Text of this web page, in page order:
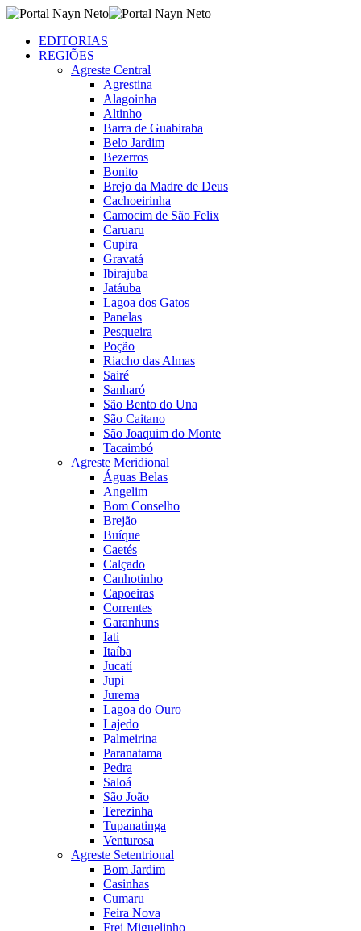
EDITORIAS
REGIÕES
Agreste Central
Agrestina
Alagoinha
Altinho
Barra de Guabiraba
Belo Jardim
Bezerros
Bonito
Brejo da Madre de Deus
Cachoeirinha
Camocim de São Felix
Caruaru
Cupira
Gravatá
Ibirajuba
Jatáuba
Lagoa dos Gatos
Panelas
Pesqueira
Poção
Riacho das Almas
Sairé
Sanharó
São Bento do Una
São Caitano
São Joaquim do Monte
Tacaimbó
Agreste Meridional
Águas Belas
Angelim
Bom Conselho
Brejão
Buíque
Caetés
Calçado
Canhotinho
Capoeiras
Correntes
Garanhuns
Iati
Itaíba
Jucatí
Jupi
Jurema
Lagoa do Ouro
Lajedo
Palmeirina
Paranatama
Pedra
Saloá
São João
Terezinha
Tupanatinga
Venturosa
Agreste Setentrional
Bom Jardim
Casinhas
Cumaru
Feira Nova
Frei Miguelinho